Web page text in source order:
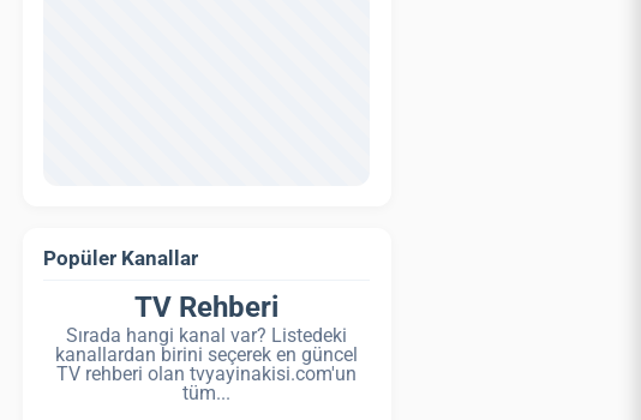
Popüler Kanallar
TV Rehberi
Sırada hangi kanal var? Listedeki
kanallardan birini seçerek en güncel
TV rehberi olan tvyayinakisi.com'un
tüm...